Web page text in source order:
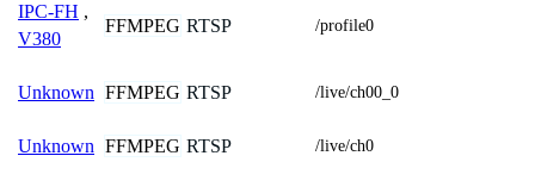
IPC-FH ,
V380
FFMPEG RTSP /profile0
Unknown FFMPEG RTSP /live/ch00_0
Unknown FFMPEG RTSP /live/ch0